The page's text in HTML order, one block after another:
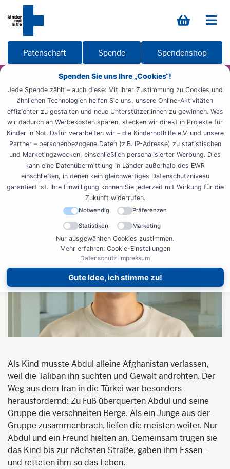
Spenden Sie uns Ihre „Cookies“!
Jede Spende zählt – auch diese: Mit Ihrer Zustimmung zu Cookies und
ähnlichen Technologien helfen Sie uns, unsere Online-Aktivitäten
effizienter zu gestalten und neue Unterstützer:innen zu gewinnen. Was
wir dadurch an Werbekosten sparen, stecken wir direkt in Projekte für
Kinder in Not. Dafür verarbeiten wir – die Kindernothilfe e.V. und unsere
Partner – personenbezogene Daten (z.B. IP-Adresse) zu statistischen
und Marketingzwecken, einschließlich personalisierter Werbung. Dies
kann eine Datenübermittlung in Länder außerhalb des EWR
einschließen, in denen kein gleichwertiges Datenschutzniveau
garantiert ist. Ihre Einwilligung können Sie jederzeit mit Wirkung für die
Zukunft widerrufen.
Notwendig Präferenzen
Statistiken Marketing
Nur ausgewählten Cookies zustimmen.
Mehr erfahren: Cookie-Einstellungen
Datenschutz Impressum
Gute Idee, ich stimme zu!
Patenschaft Spende Spendenshop
Startseite Landing Pages
#unmuterefugees
Abdul
Abdul: „Auf der Flucht
habe ich schlimme Dinge
gesehen.”
Als Kind musste Abdul alleine Afghanistan verlassen,
weil die Taliban ihn suchten und Gewalt androhten. Der
Weg aus dem Iran in die Türkei war besonders
herausfordernd: Zu Fuß überquerten Abdul und seine
Gruppe die verschneiten Berge. Als ein Junge aus der
Gruppe zusammenbrach, liefen die meisten weiter. Nur
Abdul und ein Freund hielten an. Gemeinsam trugen sie
das Kind bis zur nächsten Straße, gaben ihm Essen –
und retteten ihm so das Leben.